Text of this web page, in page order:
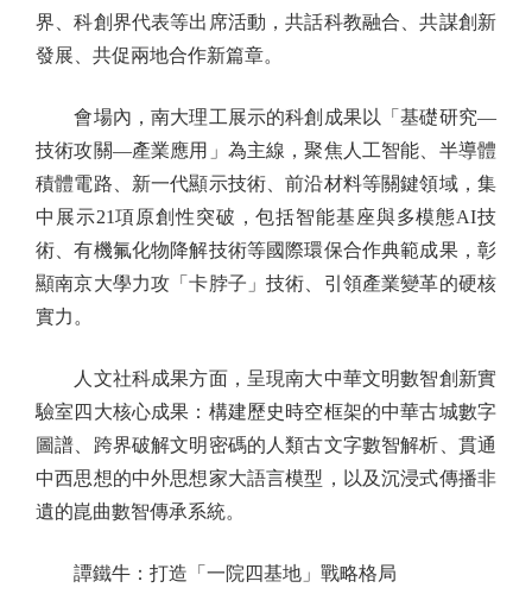
界、科創界代表等出席活動，共話科教融合、共謀創新
發展、共促兩地合作新篇章。
會場內，南大理工展示的科創成果以「基礎研究—
技術攻關—產業應用」為主線，聚焦人工智能、半導體
積體電路、新一代顯示技術、前沿材料等關鍵領域，集
中展示21項原創性突破，包括智能基座與多模態AI技
術、有機氟化物降解技術等國際環保合作典範成果，彰
顯南京大學力攻「卡脖子」技術、引領產業變革的硬核
實力。
人文社科成果方面，呈現南大中華文明數智創新實
驗室四大核心成果：構建歷史時空框架的中華古城數字
圖譜、跨界破解文明密碼的人類古文字數智解析、貫通
中西思想的中外思想家大語言模型，以及沉浸式傳播非
遺的崑曲數智傳承系統。
譚鐵牛：打造「一院四基地」戰略格局